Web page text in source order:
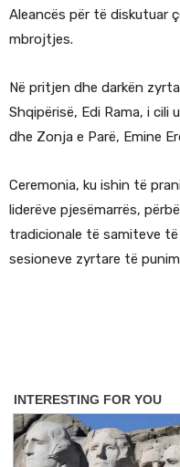
Aleancës për të diskutuar
mbrojtjes.
Në pritjen dhe darkën
Shqipërisë, Edi Rama, i
dhe Zonja e Parë, Emine
Ceremonia, ku ishin të
liderëve pjesëmarrës,
tradicionale të samiteve
sesioneve zyrtare të